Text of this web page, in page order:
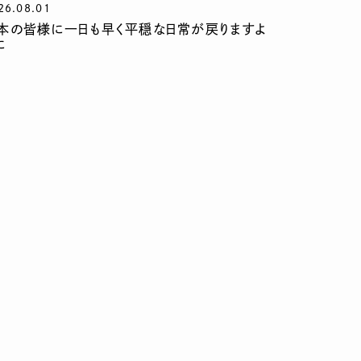
の皆様に一日も早く平穏な日常が戻りますよ